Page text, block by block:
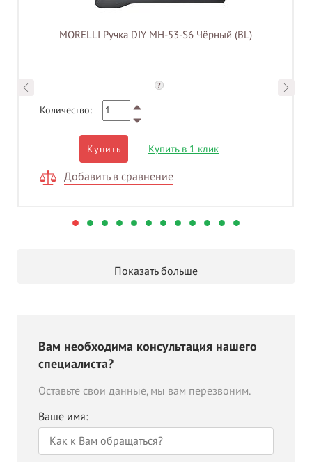
MORELLI Ручка DIY MH-53-S6 Чёрный (BL)
?
Количество:
Купить Купить в 1 клик
Добавить в сравнение
Показать больше
Вам необходима консультация нашего
специалиста?
Оставьте свои данные, мы вам перезвоним.
Ваше имя: